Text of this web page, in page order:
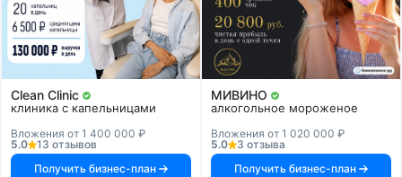
Clean Clinic
клиника с капельницами
Вложения от 1 400 000 ₽
5.0
13 отзывов
Получить бизнес-план
МИВИНО
алкогольное мороженое
Вложения от 1 020 000 ₽
5.0
3 отзыва
Получить бизнес-план